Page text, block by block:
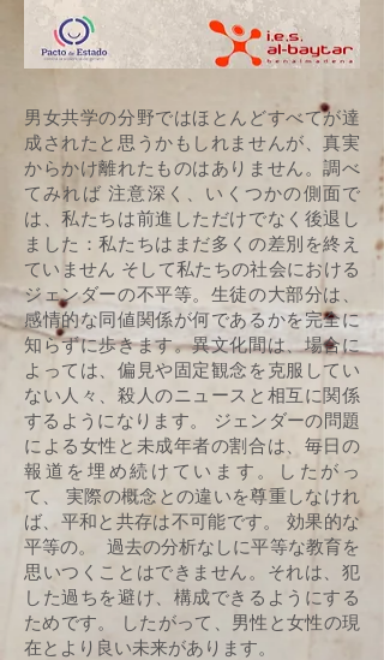
男女共学の分野ではほとんどすべてが達
成されたと思うかもしれませんが、真実
からかけ離れたものはありません。調べ
てみれば 注意深く、いくつかの側面で
は、私たちは前進しただけでなく後退し
ました：私たちはまだ多くの差別を終え
ていません そして私たちの社会における
ジェンダーの不平等。生徒の大部分は、
感情的な同値関係が何であるかを完全に
知らずに歩きます。異文化間は、場合に
よっては、偏見や固定観念を克服してい
ない人々、殺人のニュースと相互に関係
するようになります。 ジェンダーの問題
による女性と未成年者の割合は、毎日の
報道を埋め続けています。したがっ
て、 実際の概念との違いを尊重しなけれ
ば、平和と共存は不可能です。 効果的な
平等の。 過去の分析なしに平等な教育を
思いつくことはできません。それは、犯
した過ちを避け、構成できるようにする
ためです。 したがって、男性と女性の現
在とより良い未来があります。